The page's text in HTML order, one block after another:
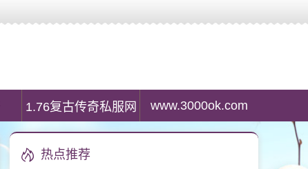
1.76复古传奇私服网 www.3000ok.com
热点推荐